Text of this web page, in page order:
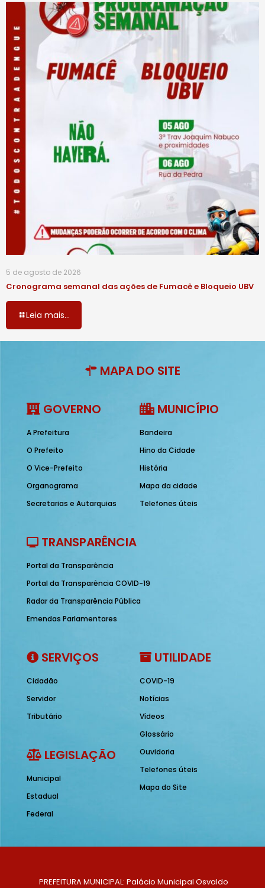
5 de agosto de 2026
Cronograma semanal das ações de Fumacê e Bloqueio UBV
Leia mais...
MAPA DO SITE
GOVERNO
A Prefeitura
O Prefeito
O Vice-Prefeito
Organograma
Secretarias e Autarquias
MUNICÍPIO
Bandeira
Hino da Cidade
História
Mapa da cidade
Telefones úteis
TRANSPARÊNCIA
Portal da Transparência
Portal da Transparência COVID-19
Radar da Transparência Pública
Emendas Parlamentares
SERVIÇOS
Cidadão
Servidor
Tributário
LEGISLAÇÃO
Municipal
Estadual
Federal
UTILIDADE
COVID-19
Notícias
Vídeos
Glossário
Ouvidoria
Telefones úteis
Mapa do Site
PREFEITURA MUNICIPAL: Palácio Municipal Osvaldo